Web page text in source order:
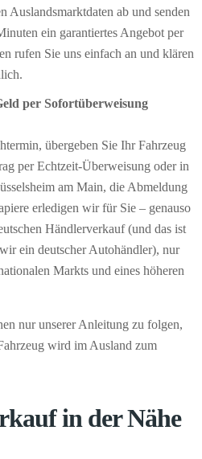
Auslandsmarktdaten ab und senden
ein garantiertes Angebot per
rufen Sie uns einfach an und klären
per Sofort­überweisung
übergeben Sie Ihr Fahrzeug
per Echtzeit-Überweisung oder in
am Main, die Abmeldung
erledigen wir für Sie – genauso
Händlerverkauf (und das ist
ein deutscher Autohändler), nur
Markts und eines höheren
nur unserer Anleitung zu folgen,
wird im Ausland zum
in der Nähe